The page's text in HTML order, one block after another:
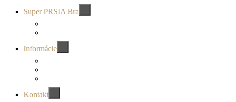
Super PRSIA Bra
rozbaliť
Informácie
rozbaliť
Kontakt
rozbaliť